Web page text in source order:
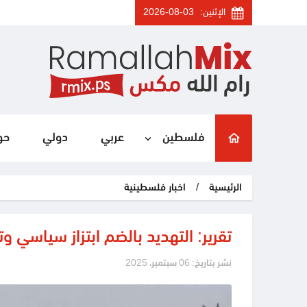
الإثنين: 2026-08-03
فلسطين عربي دولي
الرئيسية / اخبار فلسطينية
تقرير: التهديد بالضم ابتزاز
نشر بتاريخ: 06 سبتمبر، 2025